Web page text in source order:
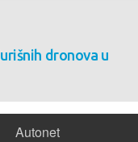
dronova u
Autonet